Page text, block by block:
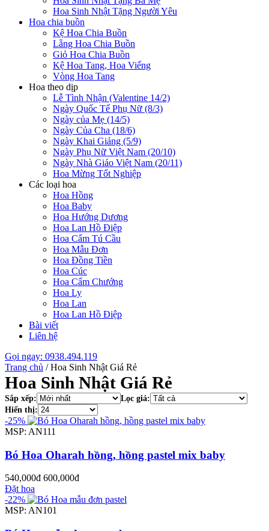
Hoa Sinh Nhật Tặng Người Yêu
Hoa chia buồn
Kệ Hoa Chia Buồn
Lẵng Hoa Chia Buồn
Giỏ Hoa Chia Buồn
Kệ Hoa Tang, Hoa Viếng
Vòng Hoa Tang
Hoa theo dịp
Lễ Tình Nhận (Valentine 14/2)
Ngày Quốc Tế Phụ Nữ (8/3)
Ngày của Mẹ (14/5)
Ngày Của Cha (18/6)
Ngày Khai Giảng (5/9)
Ngày Phụ Nữ Việt Nam (20/10)
Ngày Nhà Giáo Việt Nam (20/11)
Hoa Mừng Tốt Nghiệp
Các loại hoa
Hoa Hồng
Hoa Baby
Hoa Hướng Dương
Hoa Lan Hồ Điệp
Hoa Cẩm Tú Cầu
Hoa Mẫu Đơn
Hoa Đồng Tiền
Hoa Cúc
Hoa Cẩm Chướng
Hoa Ly
Hoa Lan
Hoa Lan Hồ Điệp
Bài viết
Liên hệ
Gọi ngay: 0938.494.119
Trang chủ / Hoa Sinh Nhật Giá Rẻ
Hoa Sinh Nhật Giá Rẻ
Sắp xếp:
Lọc giá:
Hiển thị:
-25%
MSP: AN111
Bó Hoa Oharah hồng, hồng pastel mix baby
540,000đ 600,000đ
Đặt hoa
-22%
MSP: AN101